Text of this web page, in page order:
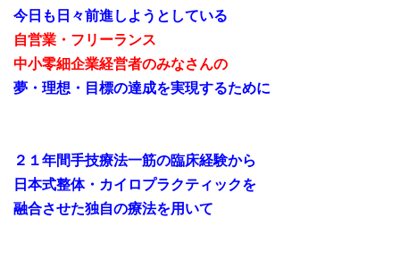
今日も日々前進しようとしている
自営業・フリーランス
中小零細企業経営者のみなさんの
夢・理想・目標の達成を実現するために
２１年間手技療法一筋の臨床経験から
日本式整体・カイロプラクティックを
融合させた独自の療法を用いて